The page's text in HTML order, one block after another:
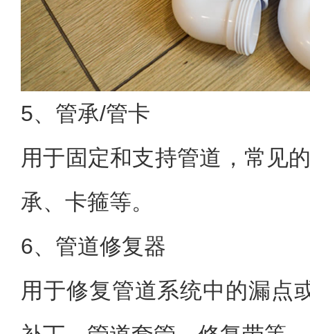
5、管承/管卡
用于固定和支持管道，常见
承、卡箍等。
6、管道修复器
用于修复管道系统中的漏点